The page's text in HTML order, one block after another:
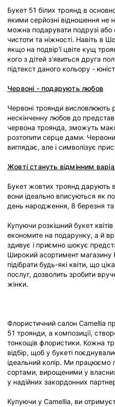
Букет 51 білих троянд в
якими серйозні відношення не
можна подарувати подрузі або
чистоти та ніжності. Навіть в
якщо на подвір'ї цвіте кущ
кого з дітей з'явиться друга
підтекст даного кольору -
Червоні - подарують любов
Червоні троянди висловлюють
нескінченну любов до
червона троянда, зможуть
розтопити серце дами.
виглядає, але і символізує
Жовті стануть відмінним
Букет жовтих троянд дарують
вони ідеально вписуються як
день народження, 8 березня та
Купуючи розкішний букет
економите на подарунку, а й
здивує і приємно шокує
Широкий асортимент магазину
підібрати будь-які квіти, що
послуг, дозволить зробити
жінки.
Флористичний салон Camellia
51 троянди, а композиції,
тонкощів флористики. Кожна
відбір, щоб у букеті
ідеальний колір. Ми працюємо
сортами, вирощеними у
у надійних закордонних
Купуючи у Camellia, ви